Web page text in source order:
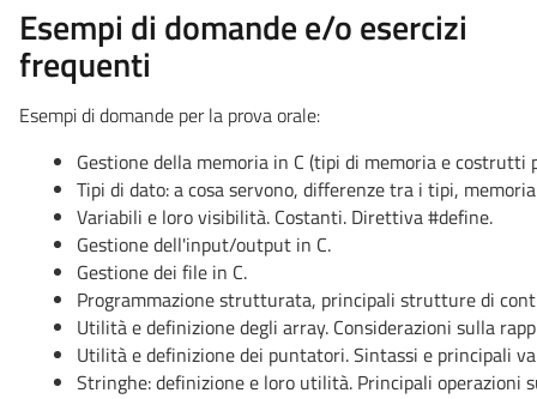
Esempi di domande e/o esercizi
frequenti
Esempi di domande per la prova orale:
Gestione della memoria in C (tipi di memoria e costrutti
Tipi di dato: a cosa servono, differenze tra i tipi,
Variabili e loro visibilità. Costanti. Direttiva #define.
Gestione dell'input/output in C.
Gestione dei file in C.
Programmazione strutturata, principali strutture di
Utilità e definizione degli array. Considerazioni sulla
Utilità e definizione dei puntatori. Sintassi e principali
Stringhe: definizione e loro utilità. Principali operazioni